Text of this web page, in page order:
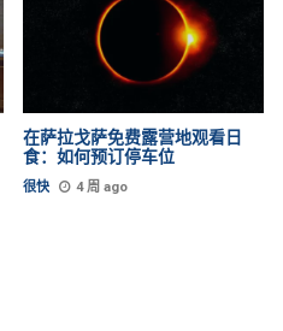
在萨拉戈萨免费露营地观看日
食：如何预订停车位
很快 4 周 ago